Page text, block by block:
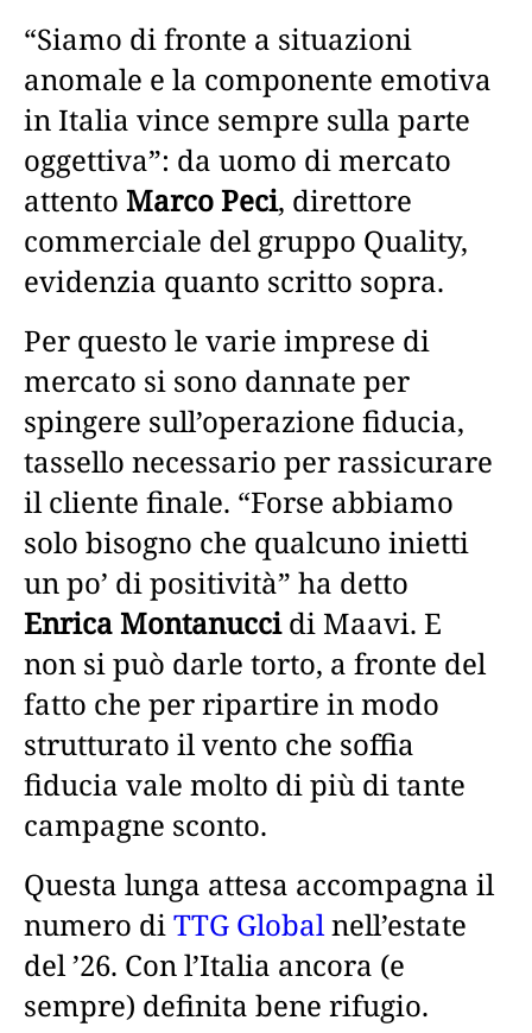
“Siamo di fronte a situazioni
anomale e la componente emotiva
in Italia vince sempre sulla parte
oggettiva”: da uomo di mercato
attento Marco Peci, direttore
commerciale del gruppo Quality,
evidenzia quanto scritto sopra.
Per questo le varie imprese di
mercato si sono dannate per
spingere sull’operazione fiducia,
tassello necessario per rassicurare
il cliente finale. “Forse abbiamo
solo bisogno che qualcuno inietti
un po’ di positività” ha detto
Enrica Montanuccidi Maavi. E
non si può darle torto, a fronte del
fatto che per ripartire in modo
strutturato il vento che soffia
fiducia vale molto di più di tante
campagne sconto.
Questa lunga attesa accompagna il
numero diTTG Globalnell’estate
del ’26. Con l’Italia ancora (e
sempre) definita bene rifugio.